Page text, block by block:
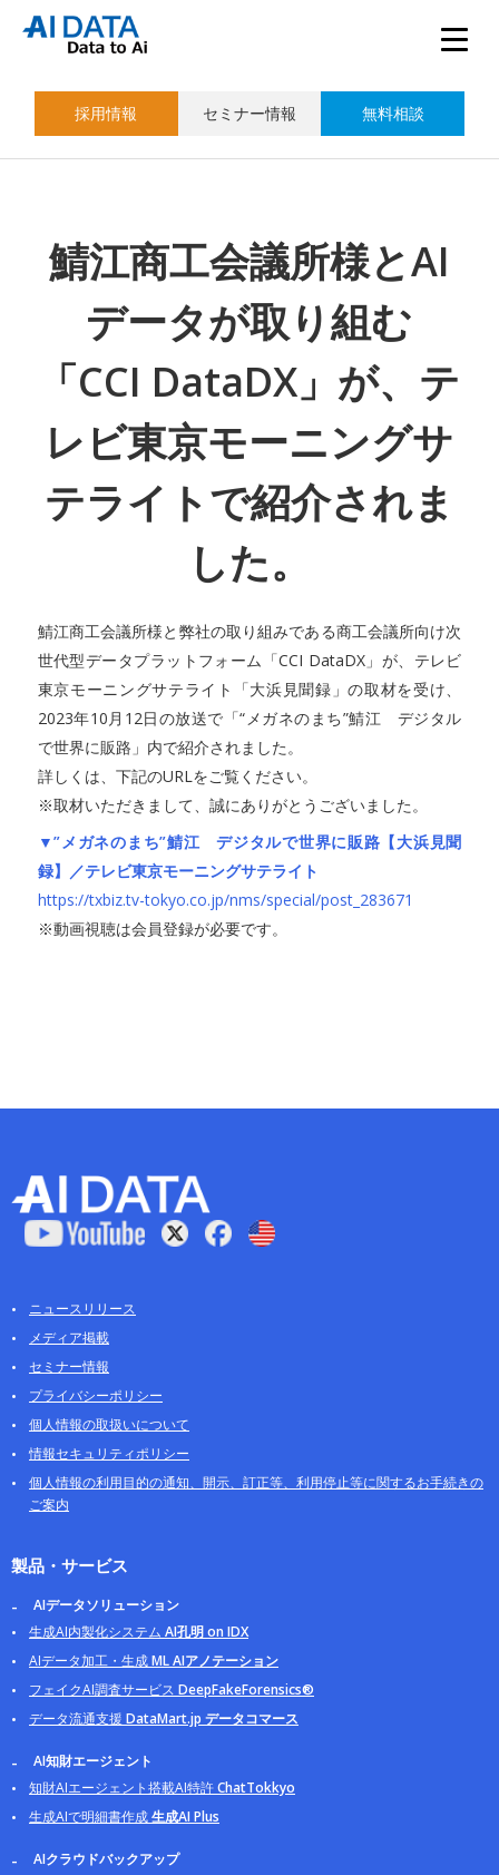
採用情報 セミナー情報 無料相談
鯖江商工会議所様とAI
データが取り組む
「CCI DataDX」が、テ
レビ東京モーニングサ
テライトで紹介されま
した。
鯖江商工会議所様と弊社の取り組みである商工会議所向け次
世代型データプラットフォーム「CCI DataDX」が、テレビ
東京モーニングサテライト「大浜見聞録」の取材を受け、
2023年10月12日の放送で「“メガネのまち”鯖江 デジタル
で世界に販路」内で紹介されました。
詳しくは、下記のURLをご覧ください。
※取材いただきまして、誠にありがとうございました。
▼”メガネのまち”鯖江 デジタルで世界に販路【大浜見聞
録】／テレビ東京モーニングサテライト
https://txbiz.tv-tokyo.co.jp/nms/special/post_283671
※動画視聴は会員登録が必要です。
ニュースリリース
メディア掲載
セミナー情報
プライバシーポリシー
個人情報の取扱いについて
情報セキュリティポリシー
個人情報の利用目的の通知、開示、訂正等、利用停止等に関するお手続きの
ご案内
製品・サービス
AIデータソリューション
生成AI内製化システム AI孔明 on IDX
AIデータ加工・生成ML AIアノテーション
フェイクAI調査サービス DeepFakeForensics®
データ流通支援 DataMart.jp データコマース
AI知財エージェント
知財AIエージェント搭載AI特許ChatTokkyo
生成AIで明細書作成生成AI Plus
AIクラウドバックアップ